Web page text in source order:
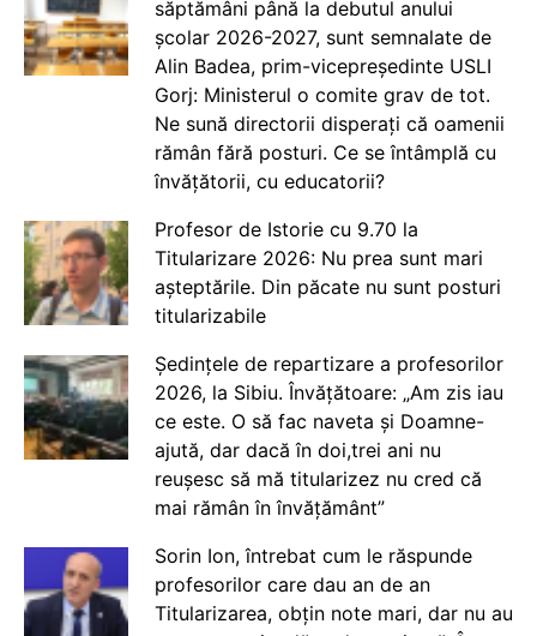
săptămâni până la debutul anului
școlar 2026-2027, sunt semnalate de
Alin Badea, prim-vicepreședinte USLI
Gorj: Ministerul o comite grav de tot.
Ne sună directorii disperați că oamenii
rămân fără posturi. Ce se întâmplă cu
învățătorii, cu educatorii?
Profesor de Istorie cu 9.70 la
Titularizare 2026: Nu prea sunt mari
așteptările. Din păcate nu sunt posturi
titularizabile
Ședințele de repartizare a profesorilor
2026, la Sibiu. Învățătoare: „Am zis iau
ce este. O să fac naveta și Doamne-
ajută, dar dacă în doi,trei ani nu
reușesc să mă titularizez nu cred că
mai rămân în învățământ”
Sorin Ion, întrebat cum le răspunde
profesorilor care dau an de an
Titularizarea, obțin note mari, dar nu au